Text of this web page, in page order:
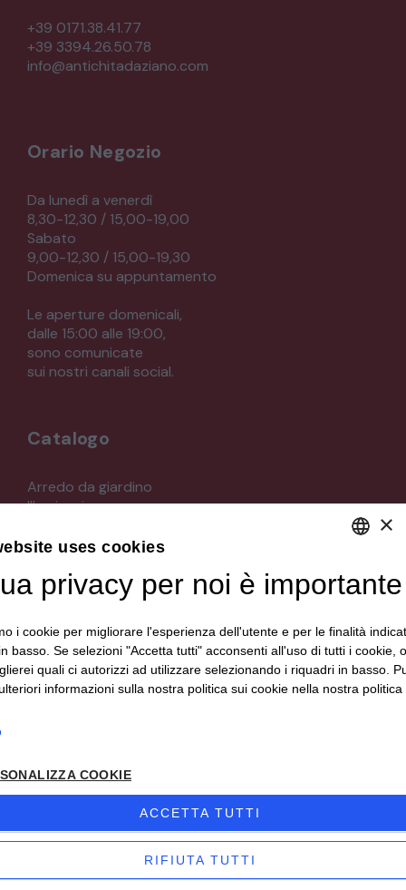
+39 0171.38.41.77
+39 3394.26.50.78
info@antichitadaziano.com
Orario Negozio
Da lunedì a venerdì
8,30-12,30 / 15,00-19,00
Sabato
9,00-12,30 / 15,00-19,30
Domenica su appuntamento
Le aperture domenicali,
dalle 15:00 alle 19:00,
sono comunicate
sui nostri canali social.
Catalogo
Arredo da giardino
Illuminazione
Mobili
Orologeria
Quadri stampe
Strumenti musicali e accessori
Tappeti e tessuti
Veicoli d'epoca
© 2024 Antichità Daziano | P. IVA 00340150044 |
creato daetinet.it
DEFAULT LANGUAGE
ITALIAN
×
uses cookies
privacy per noi è importante
i cookie per migliorare l'esperienza dell'utente e per le finalità
basso. Se selezioni "Accetta tutti" acconsenti all'uso di tutti i cookie,
quali ci autorizzi ad utilizzare selezionando i riquadri in basso.
informazioni sulla nostra politica sui cookie nella nostra politica
COOKIE
ACCETTA TUTTI
RIFIUTA TUTTI